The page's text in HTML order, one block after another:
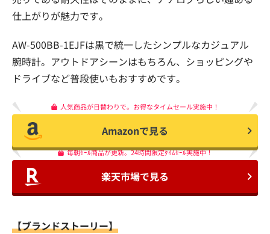
仕上がりが魅力です。
AW-500BB-1EJFは黒で統一したシンプルなカジュアル
腕時計。アウトドアシーンはもちろん、ショッピングや
ドライブなど普段使いもおすすめです。
人気商品が日替わりで。お得なタイムセール実施中！
Amazonで見る
毎朝ｾｰﾙ商品が更新。24時間限定ﾀｲﾑｾｰﾙ実施中！
楽天市場で見る
【ブランドストーリー】